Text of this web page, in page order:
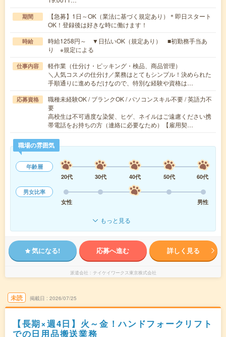
期間
【急募】1日～OK（業法に基づく規定あり）＊即日スタート
OK！登録後は好きな時に働けます！
時給
時給1258円～ ▼日払いOK（規定あり） ■初勤務手当あ
り ※規定による
仕事内容
軽作業（仕分け・ピッキング・検品、商品管理）
＼人気コスメの仕分け／業務はとてもシンプル！決められた
手順通りに進めるだけなので、特別な経験や資格は…
応募資格
職種未経験OK / ブランクOK / パソコンスキル不要 / 英語力不
要
高校生は不可過度な染髪、ヒゲ、ネイルはご遠慮ください携
帯電話をお持ちの方（連絡に必要なため）【雇用契…
職場の雰囲気
年齢層
20代
30代 40代 50代
60代
男女比率
女性
男性
もっと見る
気になる! 応募へ進む 詳しく見る
派遣会社 テイケイワークス東京株式会社
未読 掲載日 2026/07/25
【長期×週4日】火～金！ハンドフォークリフト
での日用品搬送業務